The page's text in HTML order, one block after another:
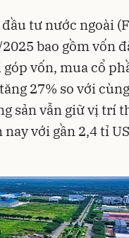
tư nước ngoài
bao gồm vốn
vốn, mua cổ
27% so với
sản vẫn giữ vị trí
với gần 2,4 tỉ